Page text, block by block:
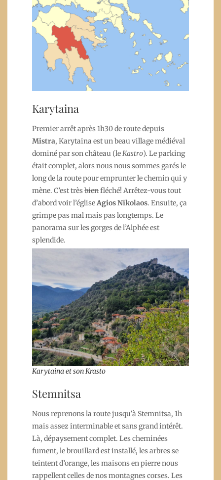
Karytaina
Premier arrêt après 1h30 de route depuis
Mistra, Karytaina est un beau village médiéval
dominé par son château (leKastro). Le parking
était complet, alors nous nous sommes garés le
long de la route pour emprunter le chemin qui y
mène. C’est trèsbienfléché! Arrêtez-vous tout
d’abord voir l’égliseAgiosNikolaos. Ensuite, ça
grimpe pas mal mais pas longtemps. Le
panorama sur les gorges de l’Alphée est
splendide.
Karytaina et son Krasto
Stemnitsa
Nous reprenons la route jusqu’à Stemnitsa, 1h
mais assez interminable et sans grand intérêt.
Là, dépaysement complet. Les cheminées
fument, le brouillard est installé, les arbres se
teintent d’orange, les maisons en pierre nous
rappellent celles de nos montagnes corses. Les